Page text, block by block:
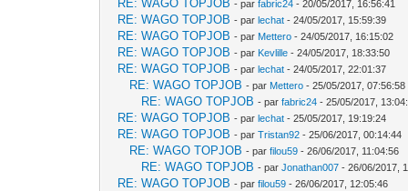
RE: WAGO TOPJOB - parfabric24 - 20/05/2017, 16:56:41
RE: WAGO TOPJOB - parlechat - 24/05/2017, 15:59:39
RE: WAGO TOPJOB - par Mettero - 24/05/2017, 16:15:02
RE: WAGO TOPJOB - par Kevlille - 24/05/2017, 18:33:50
RE: WAGO TOPJOB - parlechat - 24/05/2017, 22:01:37
RE: WAGO TOPJOB - par Mettero - 25/05/2017, 07:56:58
RE: WAGO TOPJOB - parfabric24 - 25/05/2017,
RE: WAGO TOPJOB - parlechat - 25/05/2017, 19:19:24
RE: WAGO TOPJOB - parTristan92 - 25/06/2017, 00:14:44
RE: WAGO TOPJOB - parfilou59 - 26/06/2017, 11:04:56
RE: WAGO TOPJOB - parJonathan007 - 26/06/2017,
RE: WAGO TOPJOB - parfilou59 - 26/06/2017, 12:05:46